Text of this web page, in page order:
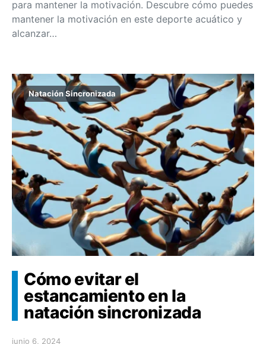
para mantener la motivación. Descubre cómo puedes
mantener la motivación en este deporte acuático y
alcanzar…
Natación Sincronizada
Cómo evitar el
estancamiento en la
natación sincronizada
junio 6, 2024